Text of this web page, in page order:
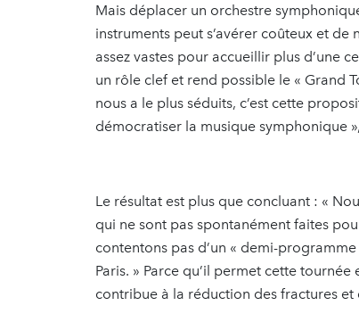
Mais déplacer un orchestre
instruments peut s’avérer coûteux et
assez vastes pour accueillir plus d’une
un rôle clef et rend possible le « Grand
nous a le plus séduits, c’est cette
démocratiser la musique symphonique
Le résultat est plus que concluant : «
qui ne sont pas spontanément faites
contentons pas d’un « demi-
Paris. » Parce qu’il permet cette
contribue à la réduction des fractures